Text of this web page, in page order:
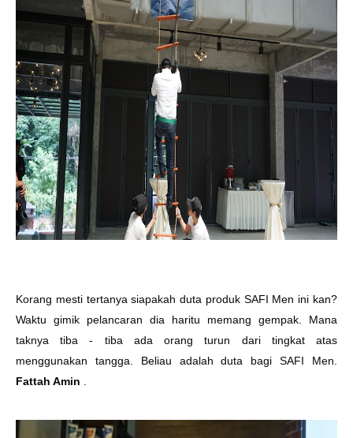
Korang mesti tertanya siapakah duta produk SAFI Men ini kan?
Waktu gimik pelancaran dia haritu memang gempak. Mana
taknya tiba - tiba ada orang turun dari tingkat atas
menggunakan tangga. Beliau adalah duta bagi SAFI Men.
Fattah Amin